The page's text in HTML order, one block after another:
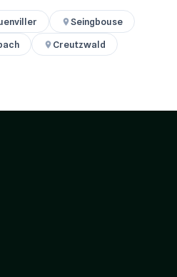
Seingbouse
Creutzwald